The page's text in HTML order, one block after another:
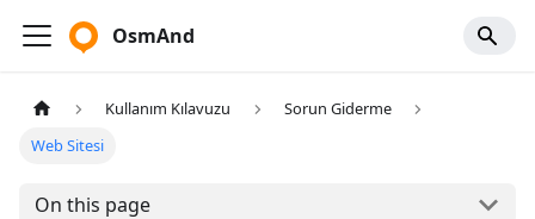
OsmAnd
Kullanım Kılavuzu
Sorun Giderme
Web Sitesi
On this page